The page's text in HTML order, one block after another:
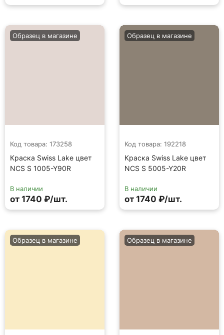
Код товара: 173258
Краска Swiss Lake цвет
NCS S 1005-Y90R
Образец в магазине
В наличии
от 1740 ₽/шт.
Код товара: 192218
Краска Swiss Lake цвет
NCS S 5005-Y20R
Образец в магазине
В наличии
от 1740 ₽/шт.
Образец в магазине Образец в магазине